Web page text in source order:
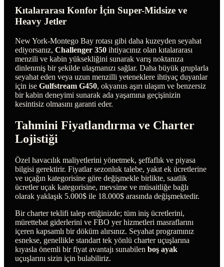
Kıtalararası Konfor İçin Super-Midsize ve
Heavy Jetler
New York-Montego Bay rotası gibi daha kuzeyden seyahat
ediyorsanız,Challenger 350 ihtiyacınız olan kıtalararası
menzili ve kabin yüksekliğini sunarak varış noktanıza
dinlenmiş bir şekilde ulaşmanızı sağlar. Daha büyük gruplarla
seyahat eden veya uzun menzilli yeteneklere ihtiyaç duyanlar
için iseGulfstream G450, okyanus aşırı ulaşım ve benzersiz
bir kabin deneyimi sunarak ada yaşamına geçişinizin
kesintisiz olmasını garanti eder.
Tahmini Fiyatlandırma ve Charter
Lojistiği
Özel havacılık maliyetlerini yönetmek, şeffaflık ve piyasa
bilgisi gerektirir. Fiyatlar sezonluk talebe, yakıt ek ücretlerine
ve uçağın kategorisine göre değişmekle birlikte, saatlik
ücretler uçak kategorisine, mevsime ve müsaitliğe bağlı
olarak yaklaşık 5.000$ ile 18.000$ arasında değişmektedir.
Bir charter teklifi talep ettiğinizde; tüm iniş ücretlerini,
mürettebat giderlerini ve FBO yer hizmetleri masraflarını
içeren kapsamlı bir döküm alırsınız. Seyahat programınız
esnekse, genellikle standart tek yönlü charter uçuşlarına
kıyasla önemli bir fiyat avantajı sunabilenboş ayak
uçuşlarını sizin için bulabiliriz.